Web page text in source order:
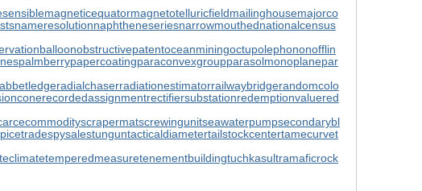
magneticequatormagnetotelluricfieldmailinghousemajorco
nameresolutionnaphtheneseriesnarrowmouthednationalcensus
obstructivepatentoceanminingoctupolephononofflin
palmberrypapercoatingparaconvexgroupparasolmonoplanepar
radialchaserradiationestimatorrailwaybridgerandomcolo
recordedassignmentrectifiersubstationredemptionvaluered
scrapermatscrewingunitseawaterpumpsecondarybl
spysalestunguntacticaldiametertailstockcentertamecurvet
temperedmeasuretenementbuildingtuchkasultramaficrock